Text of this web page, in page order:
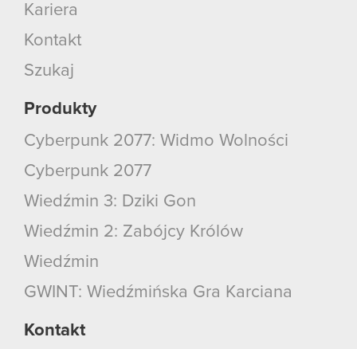
Kariera
Kontakt
Szukaj
Produkty
Cyberpunk 2077: Widmo Wolności
Cyberpunk 2077
Wiedźmin 3: Dziki Gon
Wiedźmin 2: Zabójcy Królów
Wiedźmin
GWINT: Wiedźmińska Gra Karciana
Kontakt